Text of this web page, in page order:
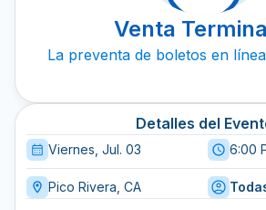
Venta
La preventa de boletos en
Detalles del
Viernes, Jul. 03 6:00
Pico Rivera, CA